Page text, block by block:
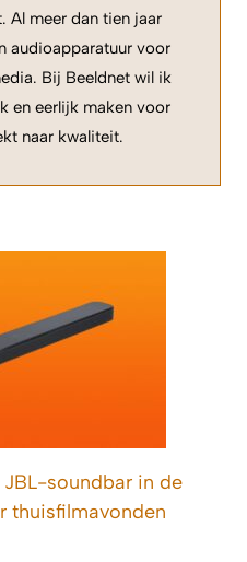
Al meer dan tien jaar
audioapparatuur voor
Bij Beeldnet wil ik
en eerlijk maken voor
naar kwaliteit.
soundbar in de
thuisfilmavonden